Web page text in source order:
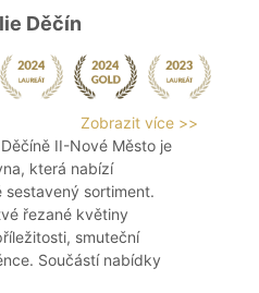
Děčín
Zobrazit více >>
II-Nové Město je
která nabízí
sortiment.
řezané květiny
smuteční
Součástí nabídky